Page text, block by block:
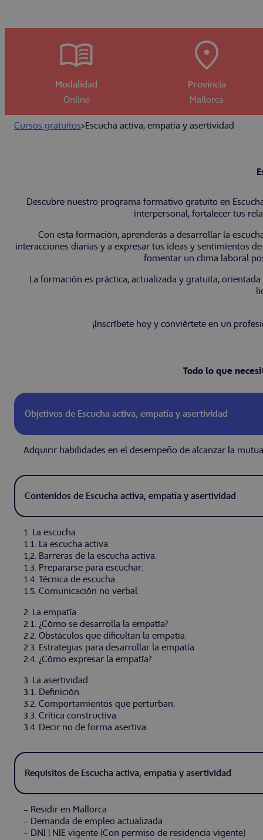
Modalidad
Online
Provincia
Mallorca
Cursos gratuitos>Escucha activa, empatía y asertividad
Descubre nuestro programa formativo gratuito en
interpersonal, fortalecer tus
Con esta formación, aprenderás a desarrollar la
interacciones diarias y a expresar tus ideas y sentimientos
fomentar un clima laboral
La formación es práctica, actualizada y gratuita,
¡Inscríbete hoy y conviértete en un
Todo lo que
Objetivos de Escucha activa, empatía y asertividad
Adquirir habilidades en el desempeño de alcanzar la
Contenidos de Escucha activa, empatía y asertividad
1. La escucha.
1.1. La escucha activa.
1,2. Barreras de la escucha activa.
1.3. Prepararse para escuchar.
1.4. Técnica de escucha.
1.5. Comunicación no verbal.
2. La empatía.
2.1. ¿Cómo se desarrolla la empatía?
2.2. Obstáculos que dificultan la empatía.
2.3. Estrategias para desarrollar la empatía.
2.4. ¿Cómo expresar la empatía?
3. La asertividad.
3.1. Definición.
3.2. Comportamientos que perturban.
3.3. Crítica constructiva.
3.4. Decir no de forma asertiva.
Requisitos de Escucha activa, empatía y asertividad
– Residir en Mallorca
– Demanda de empleo actualizada
– DNI | NIE vigente (Con permiso de residencia vigente)